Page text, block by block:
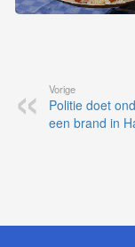
Vorige
Politie doet
een brand in